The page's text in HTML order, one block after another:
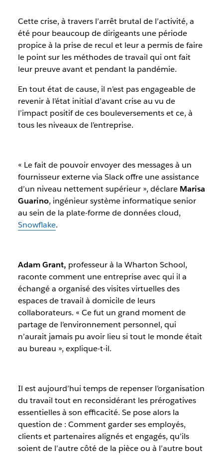
Cette crise, à travers l’arrêt brutal de l’activité, a
été pour beaucoup de dirigeants une période
propice à la prise de recul et leur a permis de faire
le point sur les méthodes de travail qui ont fait
leur preuve avant et pendant la pandémie.
En tout état de cause, il n’est pas engageable de
revenir à l’état initial d’avant crise au vu de
l’impact positif de ces bouleversements et ce, à
tous les niveaux de l’entreprise.
« Le fait de pouvoir envoyer des messages à un
fournisseur externe via Slack offre une assistance
d’un niveau nettement supérieur », déclare Marisa
Guarino, ingénieur système informatique senior
au sein de la plate-forme de données cloud,
Snowflake.
Adam Grant, professeur à la Wharton School,
raconte comment une entreprise avec qui il a
échangé a organisé des visites virtuelles des
espaces de travail à domicile de leurs
collaborateurs. « Ce fut un grand moment de
partage de l’environnement personnel, qui
n’aurait jamais pu avoir lieu si tout le monde était
au bureau », explique-t-il.
Il est aujourd’hui temps de repenser l’organisation
du travail tout en reconsidérant les prérogatives
essentielles à son efficacité. Se pose alors la
question de : Comment garder ses employés,
clients et partenaires alignés et engagés, qu’ils
soient de l’autre côté de la pièce ou à l’autre bout